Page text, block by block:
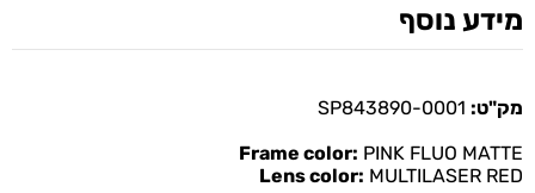
מידע נוסף
מק"ט:
Frame color: PINK FLUO MATTE
Lens color: MULTILASER RED